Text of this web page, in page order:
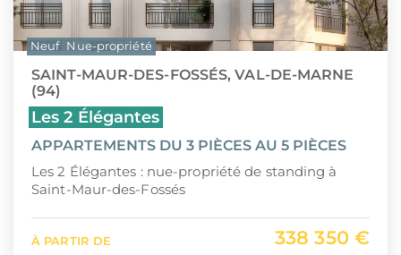
SAINT-MAUR-DES-FOSSÉS, VAL-DE-MARNE
(94)
Les 2 Élégantes
APPARTEMENTS DU 3 PIÈCES AU 5 PIÈCES
Les 2 Élégantes : nue-propriété de standing à
Saint-Maur-des-Fossés
À PARTIR DE 338 350 €
Neuf Nue-propriété